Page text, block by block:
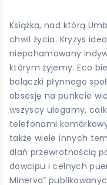
Książka, nad którą
chwil życia. Kryzys
niepohamowany
którym żyjemy. Eco
bolączki płynnego
obsesję na punkcie
wszyscy ulegamy,
telefonami
także wiele innych
dlań przewrotnością
dowcipu i celnych
Minerva”